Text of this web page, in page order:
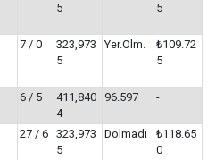
5
5
7 / 0
323,973
5
Yer.Olm.
₺109.72
5
6 / 5
411,840
4
96.597 -
27 / 6 323,973
5
Dolmadı
₺118.65
0